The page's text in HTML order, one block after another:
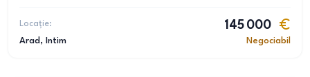
Locație:
Arad , Intim
145 000
Negociabil